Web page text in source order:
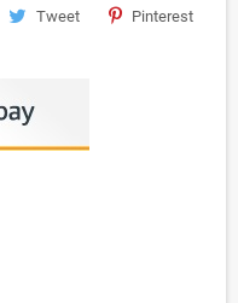
Tweet Pinterest